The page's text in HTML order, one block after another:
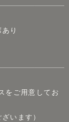
り
をご用意してお
います）